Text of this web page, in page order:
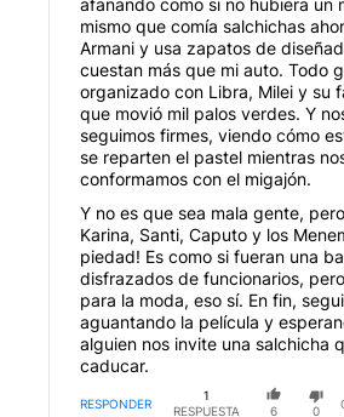
afanando como si no hubiera un
mismo que comía salchichas
Armani y usa zapatos de
cuestan más que mi auto. Todo
organizado con Libra, Milei y su
que movió mil palos verdes. Y
seguimos firmes, viendo cómo
se reparten el pastel mientras
conformamos con el migajón.
Y no es que sea mala gente,
Karina, Santi, Caputo y los
piedad! Es como si fueran una
disfrazados de funcionarios,
para la moda, eso sí. En fin,
aguantando la película y
alguien nos invite una salchicha
caducar.
RESPONDER
1
RESPUESTA
6 0